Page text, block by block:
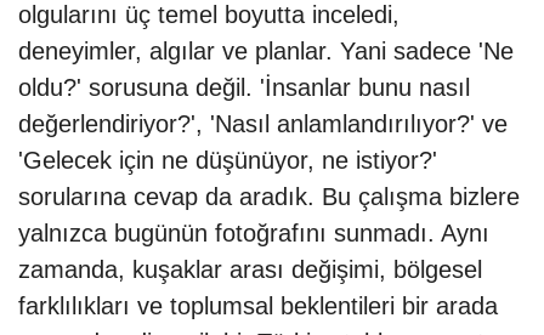
olgularını üç temel boyutta inceledi,
deneyimler, algılar ve planlar. Yani sadece 'Ne
oldu?' sorusuna değil. 'İnsanlar bunu nasıl
değerlendiriyor?', 'Nasıl anlamlandırılıyor?' ve
'Gelecek için ne düşünüyor, ne istiyor?'
sorularına cevap da aradık. Bu çalışma bizlere
yalnızca bugünün fotoğrafını sunmadı. Aynı
zamanda, kuşaklar arası değişimi, bölgesel
farklılıkları ve toplumsal beklentileri bir arada